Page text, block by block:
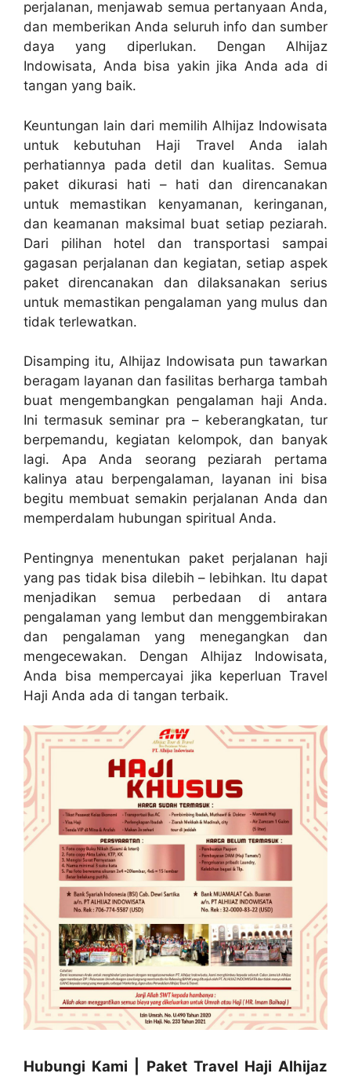
perjalanan, menjawab semua pertanyaan Anda,
dan memberikan Anda seluruh info dan sumber
daya yang diperlukan. Dengan Alhijaz
Indowisata, Anda bisa yakin jika Anda ada di
tangan yang baik.
Keuntungan lain dari memilih Alhijaz Indowisata
untuk kebutuhan Haji Travel Anda ialah
perhatiannya pada detil dan kualitas. Semua
paket dikurasi hati – hati dan direncanakan
untuk memastikan kenyamanan, keringanan,
dan keamanan maksimal buat setiap peziarah.
Dari pilihan hotel dan transportasi sampai
gagasan perjalanan dan kegiatan, setiap aspek
paket direncanakan dan dilaksanakan serius
untuk memastikan pengalaman yang mulus dan
tidak terlewatkan.
Disamping itu, Alhijaz Indowisata pun tawarkan
beragam layanan dan fasilitas berharga tambah
buat mengembangkan pengalaman haji Anda.
Ini termasuk seminar pra – keberangkatan, tur
berpemandu, kegiatan kelompok, dan banyak
lagi. Apa Anda seorang peziarah pertama
kalinya atau berpengalaman, layanan ini bisa
begitu membuat semakin perjalanan Anda dan
memperdalam hubungan spiritual Anda.
Pentingnya menentukan paket perjalanan haji
yang pas tidak bisa dilebih – lebihkan. Itu dapat
menjadikan semua perbedaan di antara
pengalaman yang lembut dan menggembirakan
dan pengalaman yang menegangkan dan
mengecewakan. Dengan Alhijaz Indowisata,
Anda bisa mempercayai jika keperluan Travel
Haji Anda ada di tangan terbaik.
Hubungi Kami | Paket Travel Haji Alhijaz